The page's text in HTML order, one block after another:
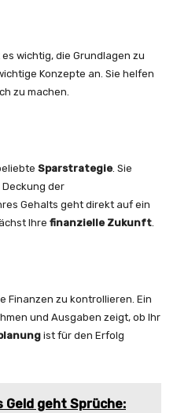
wichtig, die Grundlagen zu
Konzepte an. Sie helfen
zu machen.
Sparstrategie. Sie
der
Gehalts geht direkt auf ein
Ihre finanzielle Zukunft.
Finanzen zu kontrollieren. Ein
und Ausgaben zeigt, ob Ihr
ist für den Erfolg
Geld geht Sprüche: